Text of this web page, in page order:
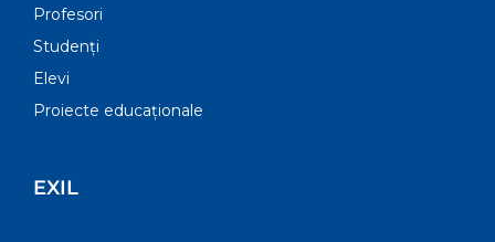
Profesori
Studenți
Elevi
Proiecte educaționale
EXIL